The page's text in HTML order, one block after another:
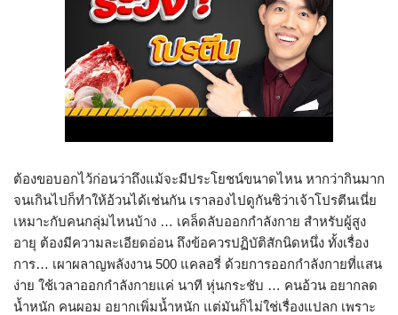
ต้องขอบอกไว้ก่อนว่าถึงแม้จะมีประโยชน์ขนาดไหน หากว่ากินมาก
จนเกินไปก็ทำให้อ้วนได้เช่นกัน เราลองไปดูกันซิว่าเจ้าโปรตีนเนี่ย
เหมาะกับคนกลุ่มไหนบ้าง … เคล็ดลับออกกำลังกาย สำหรับผู้สูง
อายุ ต้องมีความละเอียดอ่อน ถึงข้อควรปฏิบัติสักนิดหนึ่ง ทั้งเรื่อง
การ… เผาผลาญพลังงาน 500 แคลอรี่ ด้วยการออกกำลังกายที่แสน
ง่าย ใช้เวลาออกกำลังกายแค่ นาที หุ่นกระชับ … คนอ้วน อยากลด
น้ำหนัก คนผอม อยากเพิ่มน้ำหนัก แต่มันก็ไม่ใช่เรื่องแปลก เพราะ